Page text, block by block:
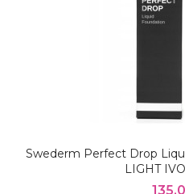
Swederm Perfect Drop
LIGHT